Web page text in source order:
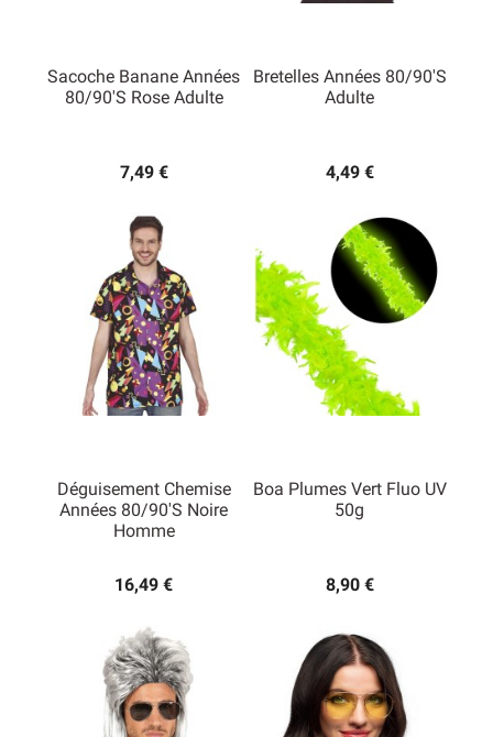
Sacoche Banane Années
80/90's Rose Adulte
7,49 €
Bretelles Années 80/90's
Adulte
4,49 €
Déguisement Chemise
Années 80/90's Noire
Homme
16,49 €
Boa Plumes Vert Fluo UV
50g
8,90 €